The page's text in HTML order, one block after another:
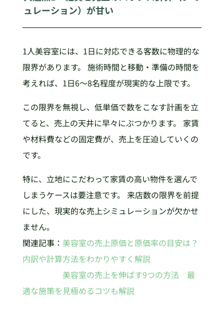
ュレーション）が甘い
1人美容室には、1日に対応できる客数に物理的な
限界があります。 施術時間と移動・準備の時間を
考えれば、1日6〜8名程度が現実的な上限です。
この限界を無視し、低単価で数をこなす計画を立
てると、売上の天井に早々にぶつかります。 家賃
や材料費などの固定費が、売上を圧迫していくの
です。
特に、立地にこだわって家賃の高い物件を選んで
しまうケースは要注意です。 来店数の限界を前提
にした、現実的な売上シミュレーションが欠かせ
ません。
関連記事： 美容室の売上原価と原価率の目安は？
内訳や計算方法をわかりやすく解説
美容室の売上を伸ばす9つの方法 最
適な施策を見極めるコツも解説